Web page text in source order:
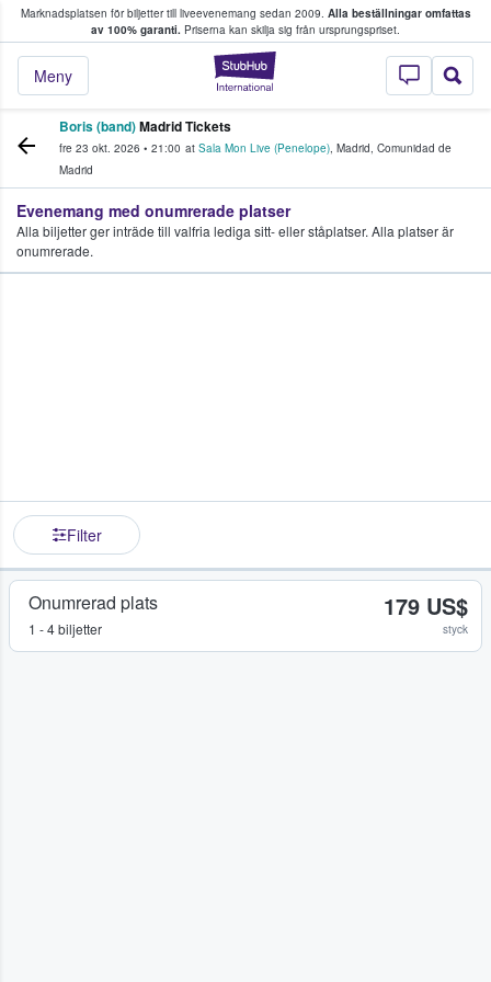
Marknadsplatsen för biljetter till liveevenemang sedan 2009. Alla beställningar omfattas
av 100% garanti. Priserna kan skilja sig från ursprungspriset.
StubHub – där
Meny
köper och säljer biljetter.
Boris (band)Madrid Tickets
fre 23 okt. 2026 • 21:00 at Sala Mon Live (Penelope), Madrid, Comunidad de
Madrid
Evenemang med onumrerade platser
Alla biljetter ger inträde till valfria lediga sitt- eller ståplatser. Alla platser är
onumrerade.
Filter
Onumrerad plats
1 - 4 biljetter
179 US$
styck